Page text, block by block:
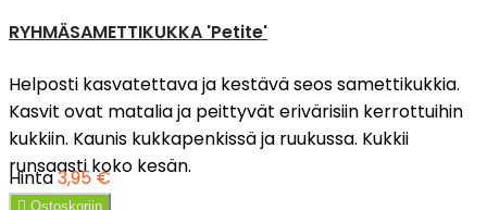
RYHMÄSAMETTIKUKKA 'Petite'
Helposti kasvatettava ja kestävä seos samettikukkia.
Kasvit ovat matalia ja peittyvät erivärisiin kerrottuihin
kukkiin. Kaunis kukkapenkissä ja ruukussa. Kukkii
runsaasti koko kesän.
Hinta3,95 €
 Ostoskoriin